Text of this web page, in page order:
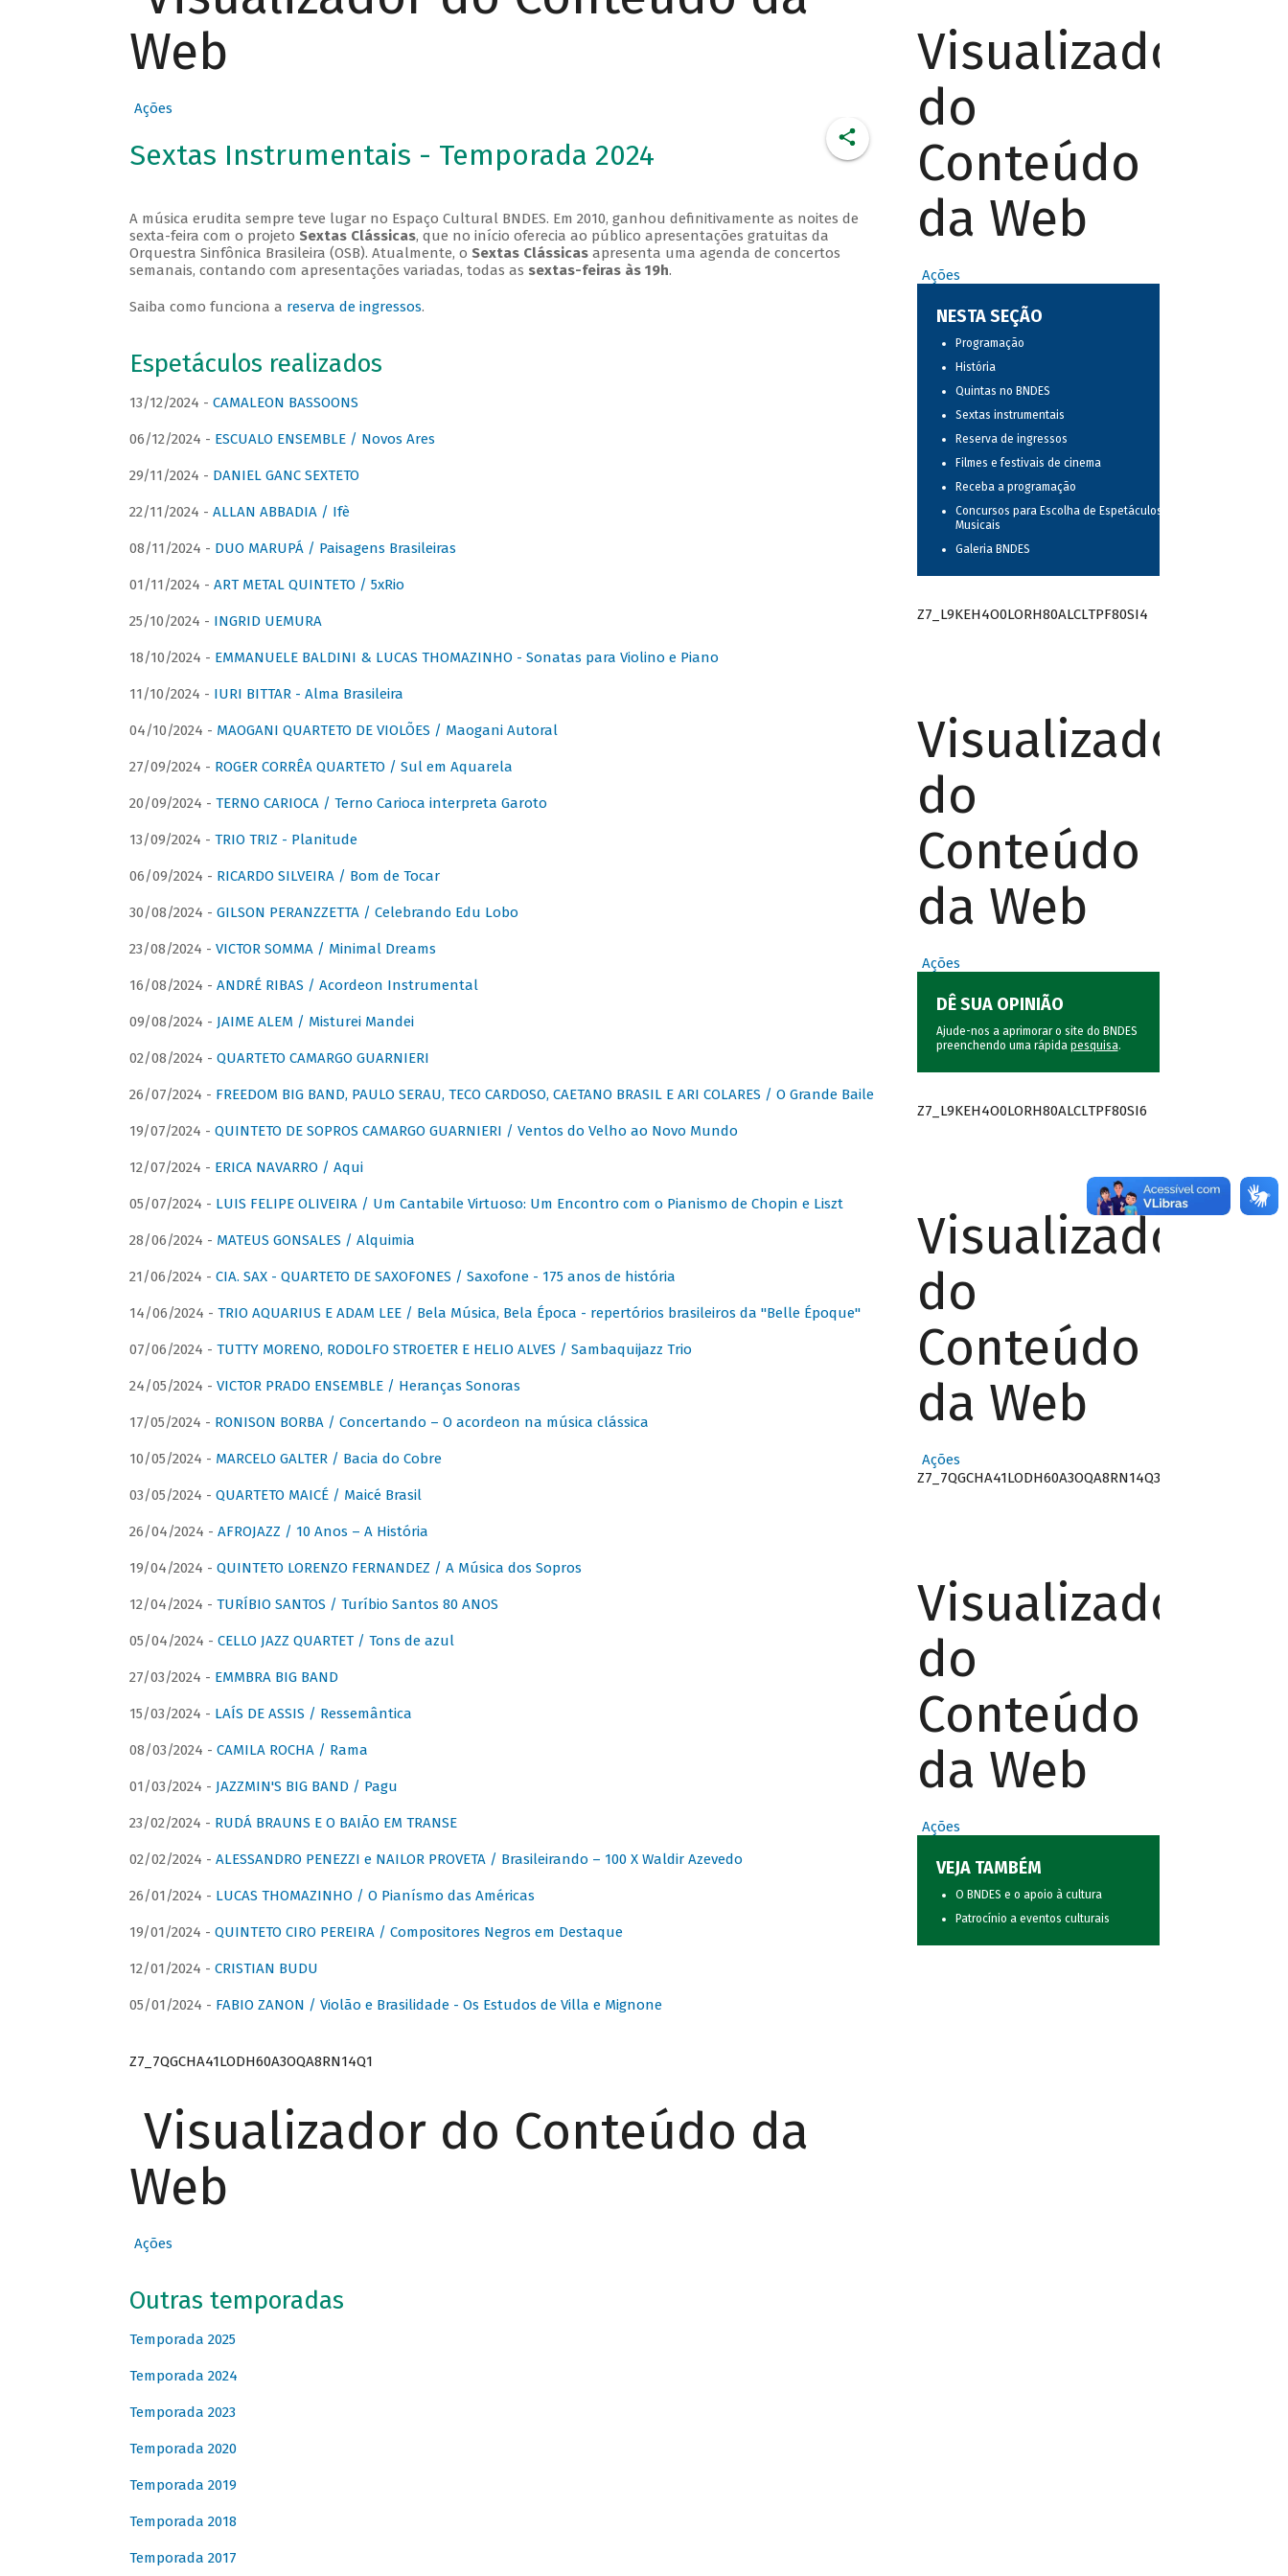
Web
Ações
Sextas Instrumentais - Temporada 2024
A música erudita sempre teve lugar no Espaço Cultural BNDES. Em 2010, ganhou definitivamente as noites de
sexta-feira com o projeto Sextas Clássicas, que no início oferecia ao público apresentações gratuitas da
Orquestra Sinfônica Brasileira (OSB). Atualmente, o Sextas Clássicasapresenta uma agenda de concertos
semanais, contando com apresentações variadas, todas as sextas-feiras às 19h.
Saiba como funciona a reserva de ingressos.
Espetáculos realizados
13/12/2024 - CAMALEON BASSOONS
06/12/2024 - ESCUALO ENSEMBLE / Novos Ares
29/11/2024 - DANIEL GANC SEXTETO
22/11/2024 - ALLAN ABBADIA / Ifè
08/11/2024 - DUO MARUPÁ / Paisagens Brasileiras
01/11/2024 - ART METAL QUINTETO / 5xRio
25/10/2024 - INGRID UEMURA
18/10/2024 - EMMANUELE BALDINI & LUCAS THOMAZINHO - Sonatas para Violino e Piano
11/10/2024 - IURI BITTAR - Alma Brasileira
04/10/2024 - MAOGANI QUARTETO DE VIOLÕES / Maogani Autoral
27/09/2024 - ROGER CORRÊA QUARTETO / Sul em Aquarela
20/09/2024 - TERNO CARIOCA / Terno Carioca interpreta Garoto
13/09/2024 - TRIO TRIZ - Planitude
06/09/2024 - RICARDO SILVEIRA / Bom de Tocar
30/08/2024 - GILSON PERANZZETTA / Celebrando Edu Lobo
23/08/2024 - VICTOR SOMMA / Minimal Dreams
16/08/2024 - ANDRÉ RIBAS / Acordeon Instrumental
09/08/2024 - JAIME ALEM / Misturei Mandei
02/08/2024 - QUARTETO CAMARGO GUARNIERI
26/07/2024 - FREEDOM BIG BAND, PAULO SERAU, TECO CARDOSO, CAETANO BRASIL E ARI COLARES / O Grande Baile
19/07/2024 - QUINTETO DE SOPROS CAMARGO GUARNIERI / Ventos do Velho ao Novo Mundo
12/07/2024 - ERICA NAVARRO / Aqui
05/07/2024 - LUIS FELIPE OLIVEIRA / Um Cantabile Virtuoso: Um Encontro com o Pianismo de Chopin e Liszt
28/06/2024 - MATEUS GONSALES / Alquimia
21/06/2024 - CIA. SAX - QUARTETO DE SAXOFONES / Saxofone - 175 anos de história
14/06/2024 - TRIO AQUARIUS E ADAM LEE / Bela Música, Bela Época - repertórios brasileiros da "Belle Époque"
07/06/2024 - TUTTY MORENO, RODOLFO STROETER E HELIO ALVES / Sambaquijazz Trio
24/05/2024 - VICTOR PRADO ENSEMBLE / Heranças Sonoras
17/05/2024 - RONISON BORBA / Concertando – O acordeon na música clássica
10/05/2024 - MARCELO GALTER / Bacia do Cobre
03/05/2024 - QUARTETO MAICÉ / Maicé Brasil
26/04/2024 - AFROJAZZ / 10 Anos – A História
19/04/2024 - QUINTETO LORENZO FERNANDEZ / A Música dos Sopros
12/04/2024 - TURÍBIO SANTOS / Turíbio Santos 80 ANOS
05/04/2024 - CELLO JAZZ QUARTET / Tons de azul
27/03/2024 - EMMBRA BIG BAND
15/03/2024 - LAÍS DE ASSIS / Ressemântica
08/03/2024 - CAMILA ROCHA / Rama
01/03/2024 - JAZZMIN'S BIG BAND / Pagu
23/02/2024 - RUDÁ BRAUNS E O BAIÃO EM TRANSE
02/02/2024 - ALESSANDRO PENEZZI e NAILOR PROVETA / Brasileirando – 100 X Waldir Azevedo
26/01/2024 - LUCAS THOMAZINHO / O Pianísmo das Américas
19/01/2024 - QUINTETO CIRO PEREIRA / Compositores Negros em Destaque
12/01/2024 - CRISTIAN BUDU
05/01/2024 - FABIO ZANON / Violão e Brasilidade - Os Estudos de Villa e Mignone
Z7_7QGCHA41LODH60A3OQA8RN14Q1
Visualizador do Conteúdo da
Web
Ações
Outras temporadas
Temporada 2025
Temporada 2024
Temporada 2023
Temporada 2020
Temporada 2019
Temporada 2018
Temporada 2017
Visualizador
do
Conteúdo
da Web
Ações
NESTA SEÇÃO
Programação
História
Quintas no BNDES
Sextas instrumentais
Reserva de ingressos
Filmes e festivais de cinema
Receba a programação
Concursos para Escolha de Espetáculos
Musicais
Galeria BNDES
Z7_L9KEH4O0LORH80ALCLTPF80SI4
Visualizador
do
Conteúdo
da Web
Ações
DÊ SUA OPINIÃO
Ajude-nos a aprimorar o site do BNDES
preenchendo uma rápida pesquisa.
Z7_L9KEH4O0LORH80ALCLTPF80SI6
Visualizador
do
Conteúdo
da Web
Ações
Z7_7QGCHA41LODH60A3OQA8RN14Q3
Visualizador
do
Conteúdo
da Web
Ações
VEJA TAMBÉM
O BNDES e o apoio à cultura
Patrocínio a eventos culturais